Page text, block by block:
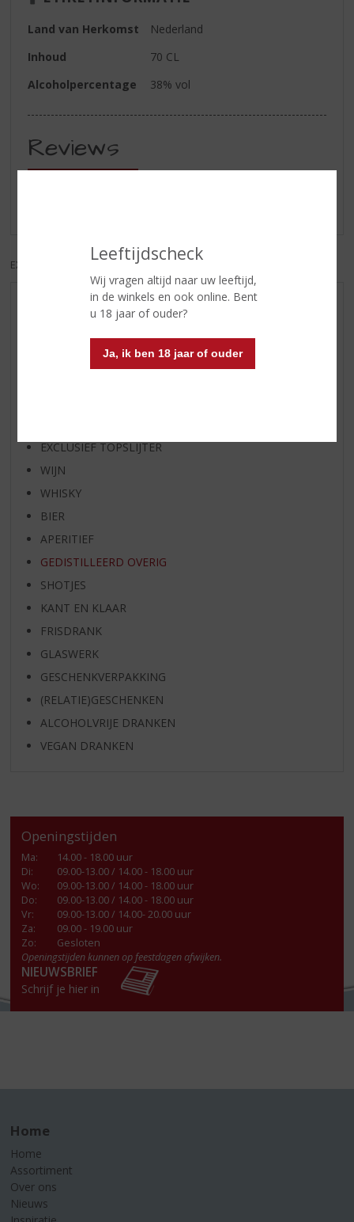
Leeftijdscheck
Wij vragen altijd naar uw leeftijd,
in de winkels en ook online. Bent
u 18 jaar of ouder?
Ja, ik ben 18 jaar of ouder
Land van Herkomst
Nederland
Inhoud
70 CL
Alcoholpercentage
38% vol
Reviews
EXCL. BTW INCL. BTW
AANBIEDINGEN
WHISKY VAN DE MAAND
EXCLUSIEF TOPSLIJTER
WIJN
WHISKY
BIER
APERITIEF
GEDISTILLEERD OVERIG
SHOTJES
KANT EN KLAAR
FRISDRANK
GLASWERK
GESCHENKVERPAKKING
(RELATIE)GESCHENKEN
ALCOHOLVRIJE DRANKEN
VEGAN DRANKEN
Openingstijden
Ma:
14.00 - 18.00 uur
Di:
09.00-13.00 / 14.00 - 18.00 uur
Wo:
09.00-13.00 / 14.00 - 18.00 uur
Do:
09.00-13.00 / 14.00 - 18.00 uur
Vr:
09.00-13.00 / 14.00- 20.00 uur
Za:
09.00 - 19.00 uur
Zo:
Gesloten
Openingstijden kunnen op feestdagen afwijken.
NIEUWSBRIEF
Schrijf je hier in
Home
Home
Assortiment
Over ons
Nieuws